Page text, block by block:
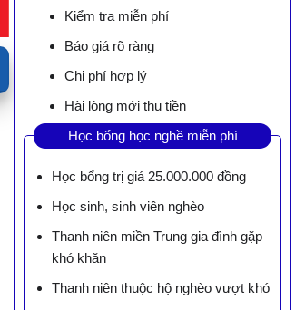
Kiểm tra miễn phí
Báo giá rõ ràng
Chi phí hợp lý
Hài lòng mới thu tiền
Học bổng học nghề miễn phí
Học bổng trị giá 25.000.000 đồng
Học sinh, sinh viên nghèo
Thanh niên miền Trung gia đình gặp
khó khăn
Thanh niên thuộc hộ nghèo vượt khó